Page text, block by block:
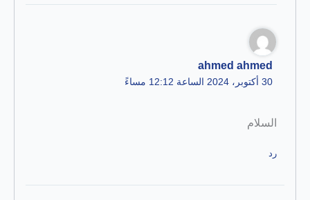
ahmed ahmed
30 أكتوبر، 2024 الساعة 12:12 مساءً
السلام
رد